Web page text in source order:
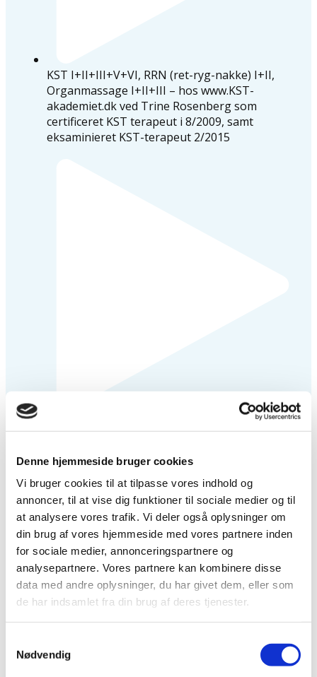
Denne hjemmeside bruger cookies
Vi bruger cookies til at tilpasse vores indhold og
annoncer, til at vise dig funktioner til sociale medier og til
at analysere vores trafik. Vi deler også oplysninger om
din brug af vores hjemmeside med vores partnere inden
for sociale medier, annonceringspartnere og
analysepartnere. Vores partnere kan kombinere disse
data med andre oplysninger, du har givet dem, eller som
de har indsamlet fra din brug af deres tjenester.
Nødvendig
KST I+II+III+V+VI, RRN (ret-ryg-nakke) I+II,
Organmassage I+II+III – hos www.KST-
akademiet.dk ved Trine Rosenberg som
certificeret KST terapeut i 8/2009, samt
eksaminieret KST-terapeut 2/2015
RAB-registreret KST-terapeut 2/2016 og jeg
område, sidste foreløbig 9/2020